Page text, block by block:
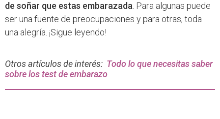
de soñar que estas embarazada . Para algunas puede
ser una fuente de preocupaciones y para otras, toda
una alegría. ¡Sigue leyendo!
Otros artículos de interés: Todo lo que necesitas saber
sobre los test de embarazo